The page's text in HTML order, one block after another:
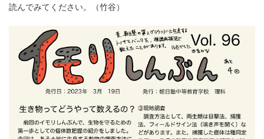
読んでみてください。（竹谷）